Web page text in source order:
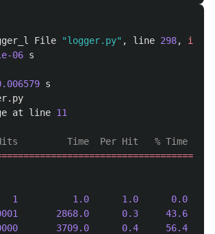
File "logger.py" , line 298, in
06 s
s
. py
at line 11
1 1.0 1.0
0.0
2868.0 0.3
43.6
3709.0 0.4
56.4